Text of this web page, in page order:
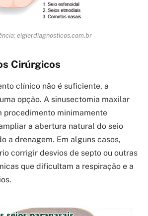
eigierdiagnosticos.com.br
Cirúrgicos
clínico não é suficiente, a
opção. A sinusectomia maxilar
procedimento minimamente
a abertura natural do seio
a drenagem. Em alguns casos,
corrigir desvios de septo ou outras
que dificultam a respiração e a